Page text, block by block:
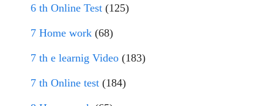
6 th Online Test (125)
7 Home work (68)
7 th e learnig Video (183)
7 th Online test (184)